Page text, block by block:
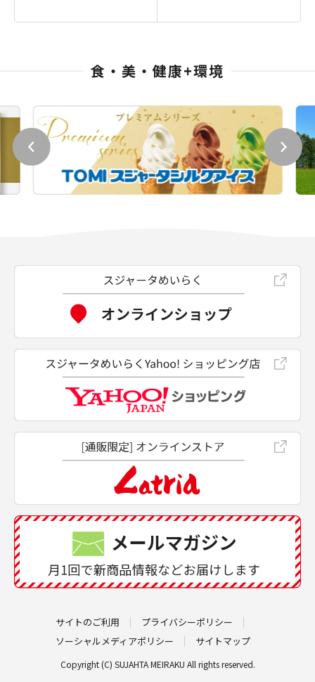
食・美・健康+環境
サイトのご利用
プライバシーポリシー
ソーシャルメディアポリシー
サイトマップ
Copyright (C) SUJAHTA MEIRAKU All rights reserved.